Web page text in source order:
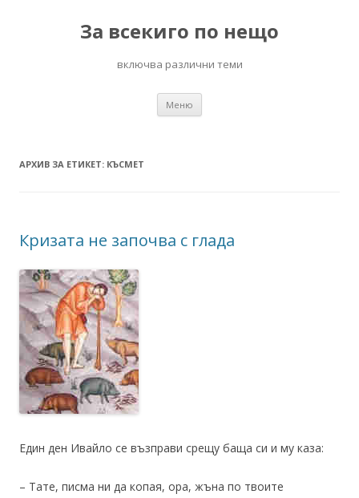
За всекиго по нещо
включва различни теми
Меню
АРХИВ ЗА ЕТИКЕТ: КЪСМЕТ
Кризата не започва с глада
Един ден Ивайло се възправи срещу баща си и му каза:
– Тате, писма ни да копая, ора, жъна по твоите